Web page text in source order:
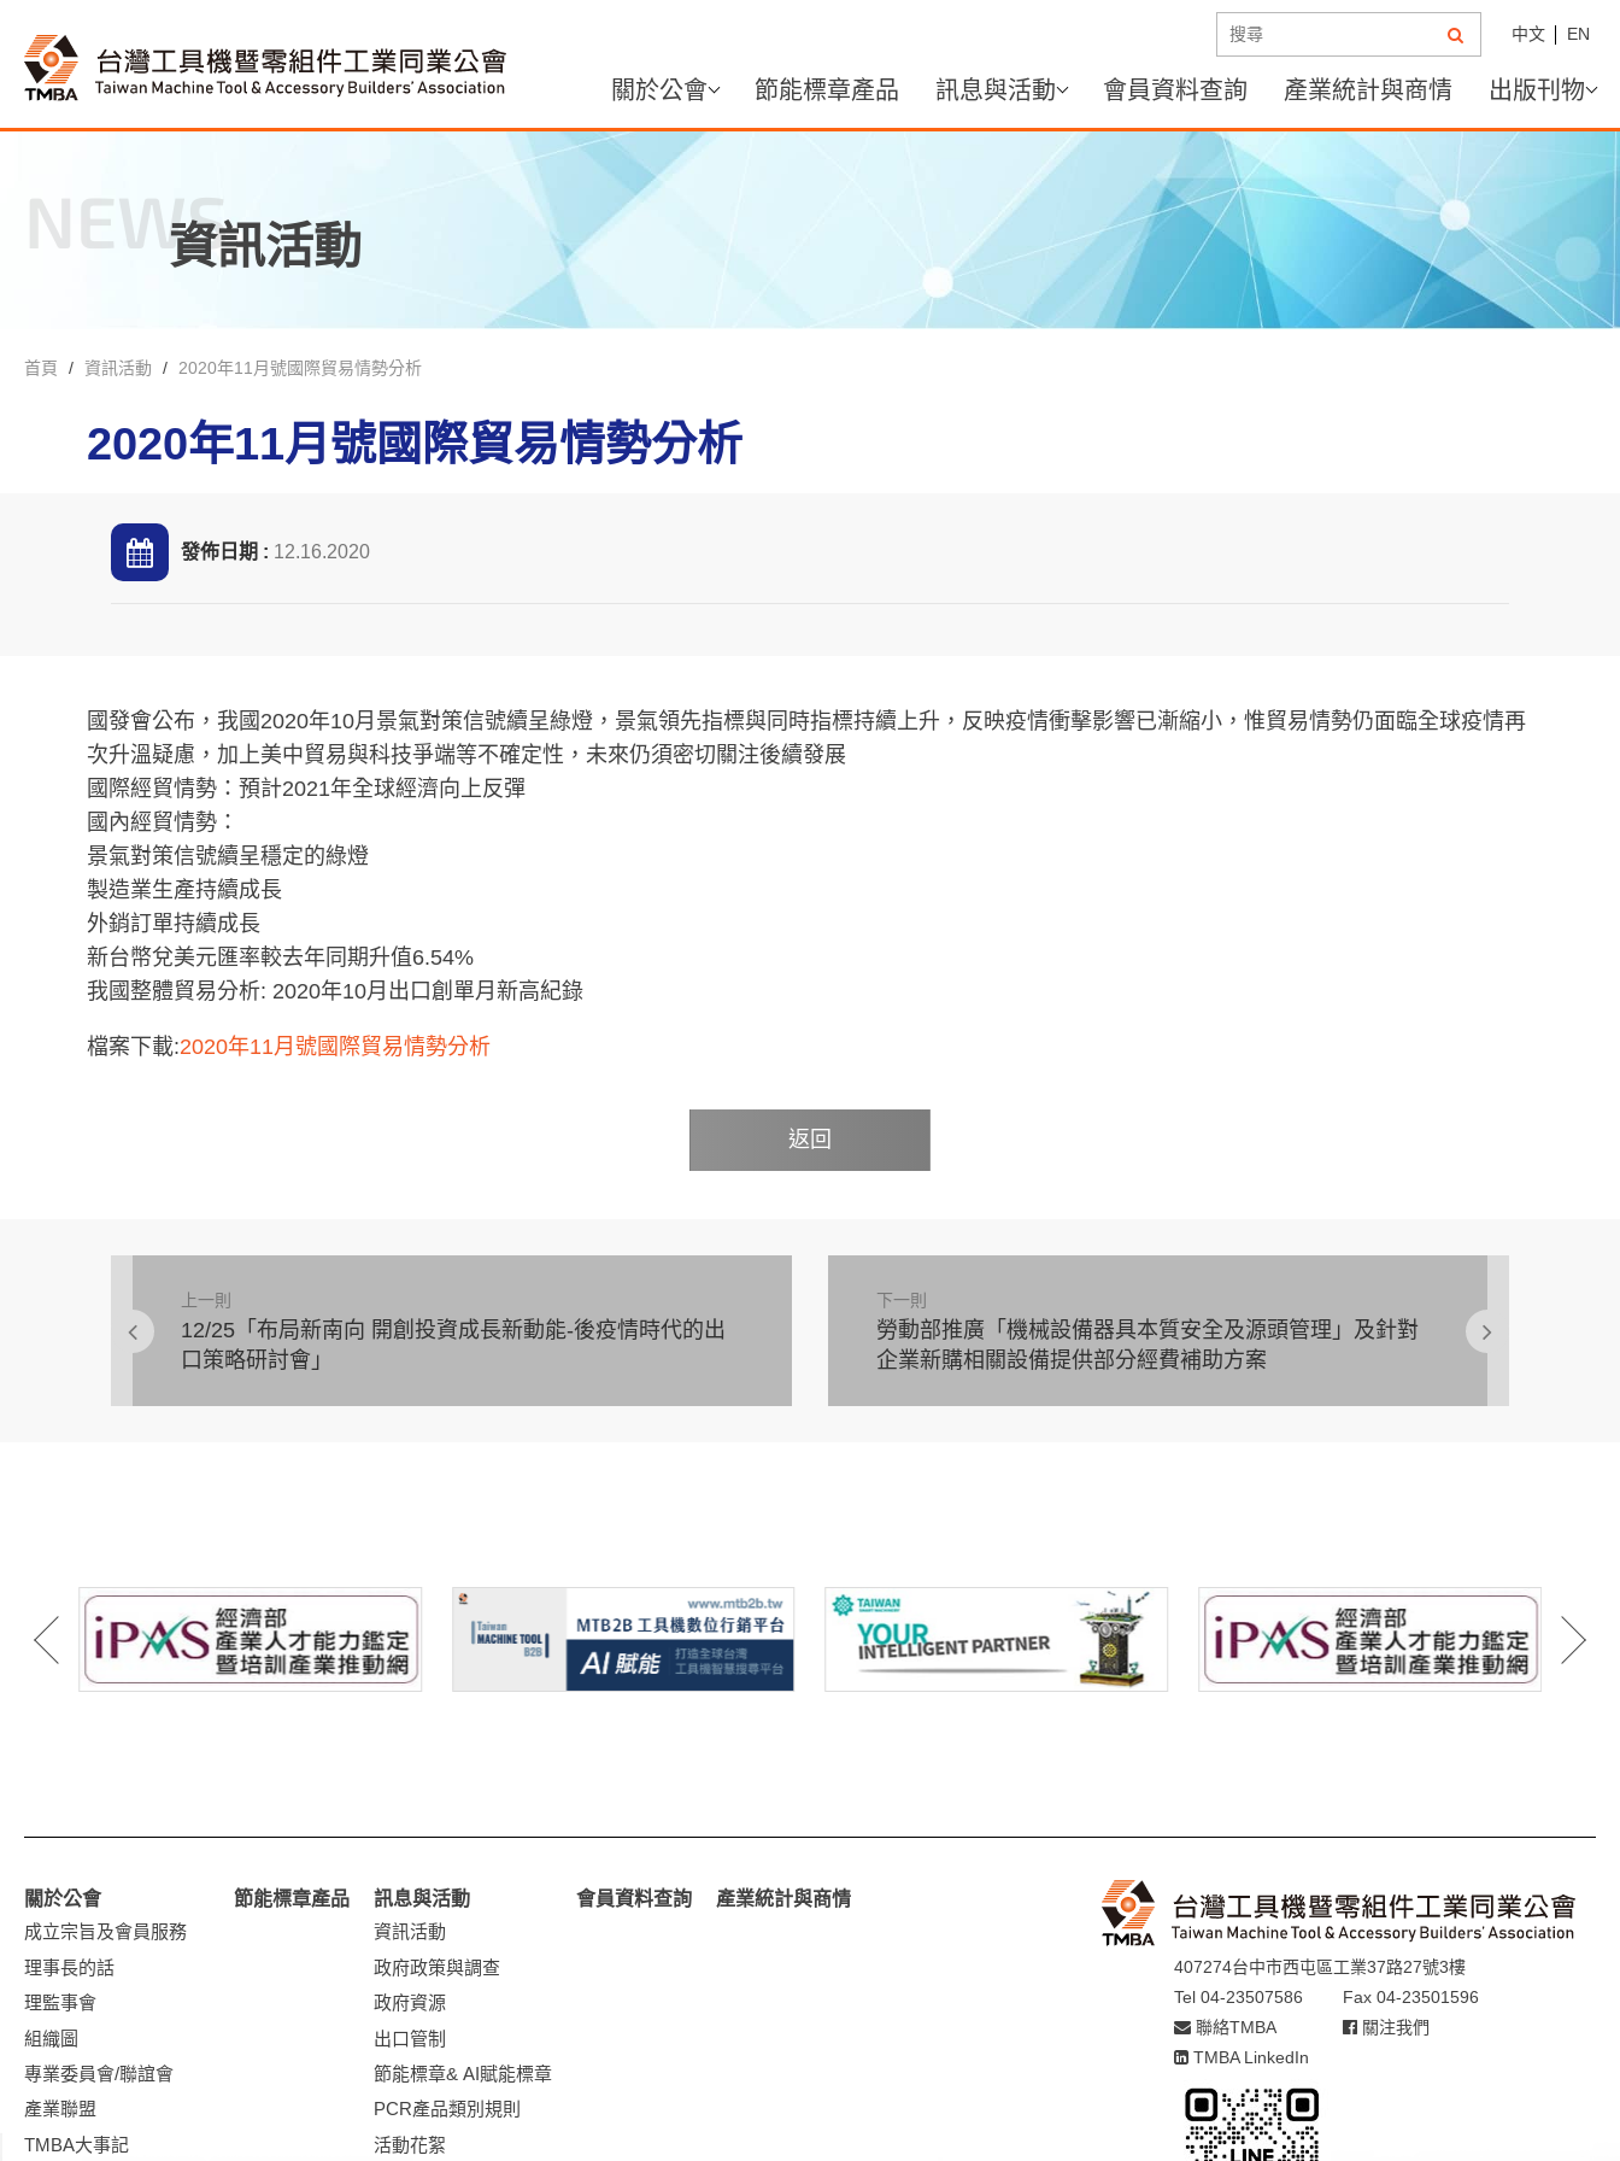
中文 EN
關於公會 節能標章產品 訊息與活動 會員資料查詢 產業統計與商情 出版刊物
NEWS資訊活動
首頁 資訊活動 2020年11月號國際貿易情勢分析
2020年11月號國際貿易情勢分析
發佈日期 : 12.16.2020
國發會公布，我國2020年10月景氣對策信號續呈綠燈，景氣領先指標與同時指標持續上升，反映疫情衝擊影響已漸縮小，惟貿易情勢仍面臨全球疫情再
次升溫疑慮，加上美中貿易與科技爭端等不確定性，未來仍須密切關注後續發展
國際經貿情勢：預計2021年全球經濟向上反彈
國內經貿情勢：
景氣對策信號續呈穩定的綠燈
製造業生產持續成長
外銷訂單持續成長
新台幣兌美元匯率較去年同期升值6.54%
我國整體貿易分析: 2020年10月出口創單月新高紀錄
檔案下載:2020年11月號國際貿易情勢分析
返回
上一則
12/25「布局新南向 開創投資成長新動能-後疫情時代的出
口策略研討會」
下一則
勞動部推廣「機械設備器具本質安全及源頭管理」及針對
企業新購相關設備提供部分經費補助方案
關於公會
成立宗旨及會員服務
理事長的話
理監事會
組織圖
專業委員會/聯誼會
產業聯盟
TMBA大事記
節能標章產品
訊息與活動
資訊活動
政府政策與調查
政府資源
出口管制
節能標章& AI賦能標章
PCR產品類別規則
活動花絮
會員資料查詢 產業統計與商情
407274台中市西屯區工業37路27號3樓
Tel 04-23507586
Fax 04-23501596
聯絡TMBA
關注我們
TMBA LinkedIn